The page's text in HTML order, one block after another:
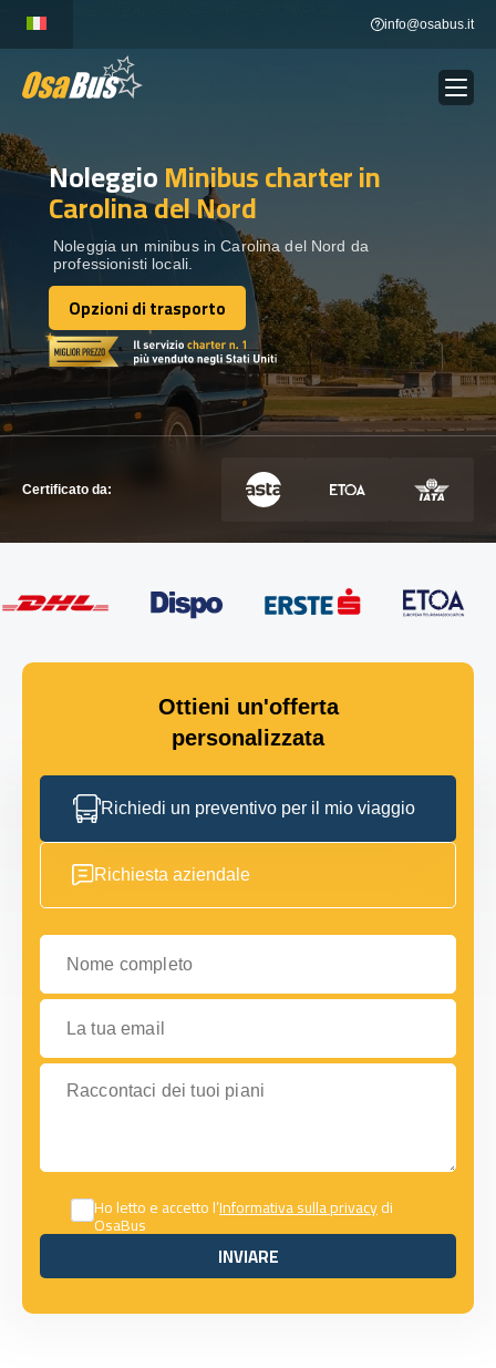
content
info@osabus.it
NOLEGGIO AUTOBUS Show dropdown
DESTINAZIONI
FLOTTA
METTITI IN CONTATTO
METTITI IN CONTATTO
NoleggioMinibus charterin
Carolina del Nord
Noleggia un minibus in Carolina del Nord da
professionisti locali.
Opzioni di trasporto
Opzioni di trasporto
Certificato da:
Ottieni un'offerta
personalizzata
Richiedi un preventivo per il mio viaggio
Richiesta aziendale
Nome completo
La tua email
Raccontaci dei tuoi piani
Ho letto e accetto l’Informativa sulla privacydi
OsaBus
INVIARE
INVIARE